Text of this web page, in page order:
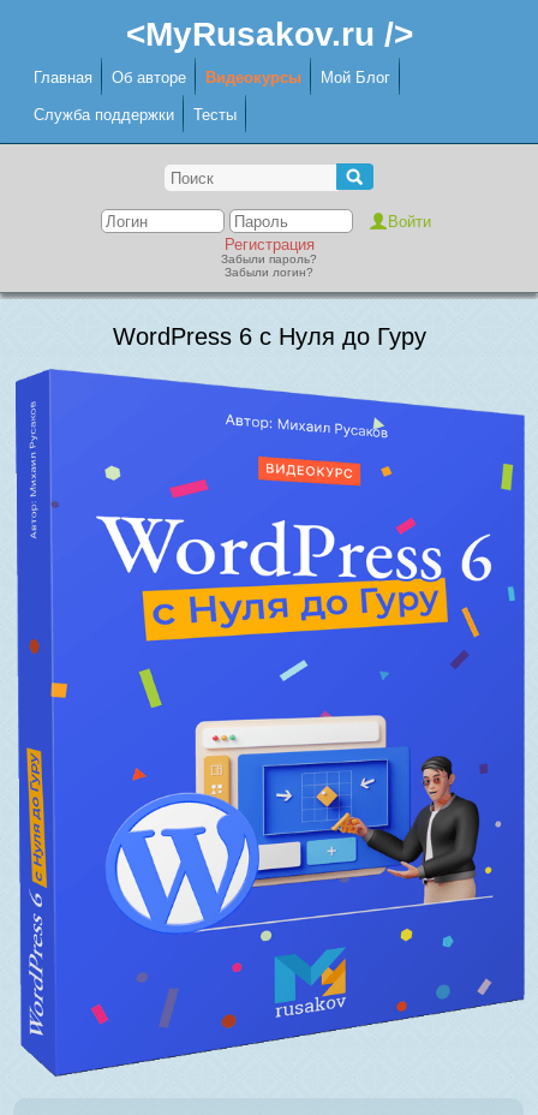
<MyRusakov.ru />
Главная Об авторе Видеокурсы Мой Блог
Служба поддержки Тесты
Регистрация
Забыли пароль?
Забыли логин?
WordPress 6 с Нуля до Гуру